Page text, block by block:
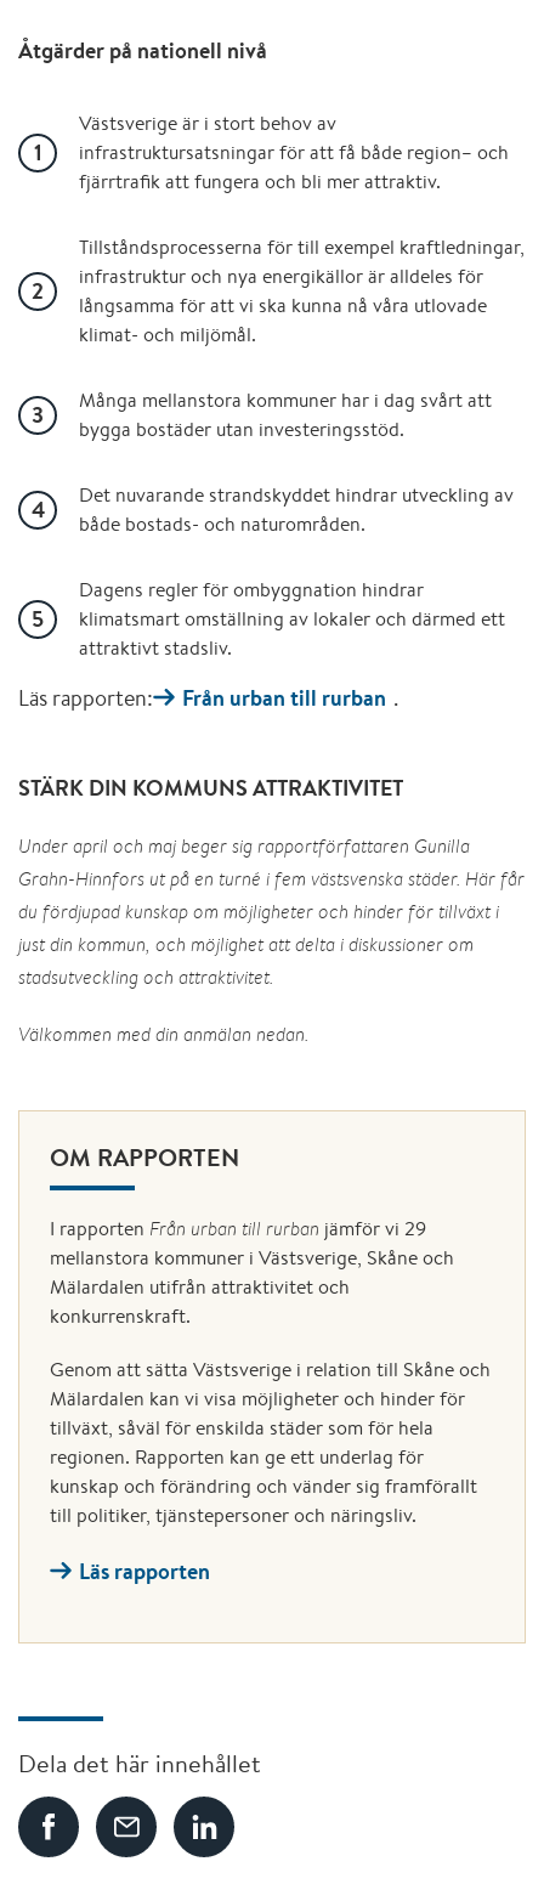
OM RAPPORTEN
I rapporten Från urban till rurban jämför vi 29
mellanstora kommuner i Västsverige, Skåne och
Mälardalen utifrån attraktivitet och
konkurrenskraft.
Genom att sätta Västsverige i relation till Skåne och
Mälardalen kan vi visa möjligheter och hinder för
tillväxt, såväl för enskilda städer som för hela
regionen. Rapporten kan ge ett underlag för
kunskap och förändring och vänder sig framförallt
till politiker, tjänstepersoner och näringsliv.
Läs rapporten
Dela det här innehållet
Åtgärder på nationell nivå
Västsverige är i stort behov av
infrastruktursatsningar för att få både region– och
fjärrtrafik att fungera och bli mer attraktiv.
Tillståndsprocesserna för till exempel kraftledningar,
infrastruktur och nya energikällor är alldeles för
långsamma för att vi ska kunna nå våra utlovade
klimat- och miljömål.
Många mellanstora kommuner har i dag svårt att
bygga bostäder utan investeringsstöd.
Det nuvarande strandskyddet hindrar utveckling av
både bostads- och naturområden.
Dagens regler för ombyggnation hindrar
klimatsmart omställning av lokaler och därmed ett
attraktivt stadsliv.
Läs rapporten: Från urban till rurban .
STÄRK DIN KOMMUNS ATTRAKTIVITET
Under april och maj beger sig rapportförfattaren Gunilla
Grahn-Hinnfors ut på en turné i fem västsvenska städer. Här får
du fördjupad kunskap om möjligheter och hinder för tillväxt i
just din kommun, och möjlighet att delta i diskussioner om
stadsutveckling och attraktivitet.
Välkommen med din anmälan nedan.